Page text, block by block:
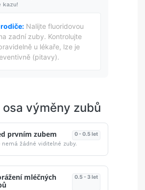
kazu!
Nalijte fluoridovou
zadní zuby. Kontrolujte
u lékaře, lze je
(pitavy).
osa výměny zubů
prvním zubem
0 - 0.5 let
nemá žádné viditelné zuby.
mléčných
0.5 - 3 let